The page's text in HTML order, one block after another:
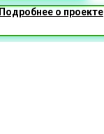
Подробнее о проекте